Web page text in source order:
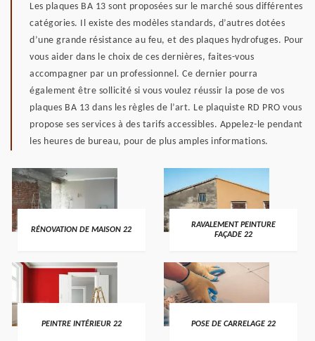
Les plaques BA 13 sont proposées sur le marché sous différentes
catégories. Il existe des modèles standards, d’autres dotées
d’une grande résistance au feu, et des plaques hydrofuges. Pour
vous aider dans le choix de ces dernières, faites-vous
accompagner par un professionnel. Ce dernier pourra
également être sollicité si vous voulez réussir la pose de vos
plaques BA 13 dans les règles de l’art. Le plaquiste RD PRO vous
propose ses services à des tarifs accessibles. Appelez-le pendant
les heures de bureau, pour de plus amples informations.
RÉNOVATION DE MAISON 22
RAVALEMENT PEINTURE
FAÇADE 22
PEINTRE INTÉRIEUR 22 POSE DE CARRELAGE 22